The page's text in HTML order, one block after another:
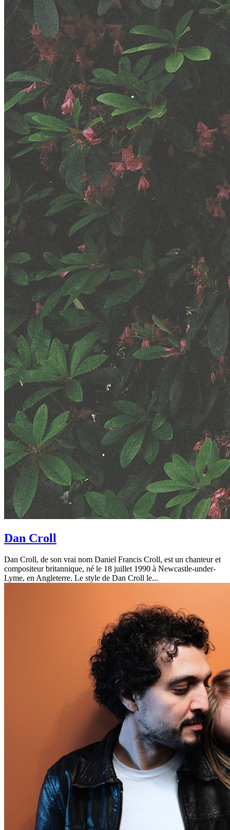
Dan Croll
Dan Croll, de son vrai nom Daniel Francis Croll, est un chanteur et
compositeur britannique, né le 18 juillet 1990 à Newcastle-under-
Lyme, en Angleterre. Le style de Dan Croll le...